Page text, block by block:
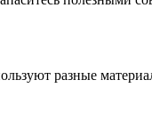
разные